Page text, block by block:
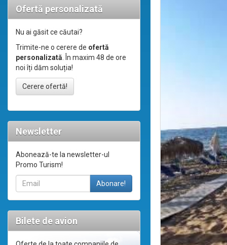
Ofertă personalizată
Nu ai găsit ce căutai?
Trimite-ne o cerere de ofertă
personalizată. În maxim 48 de ore
noi îți dăm soluția!
Cerere ofertă!
Newsletter
Abonează-te la newsletter-ul
Promo Turism!
Bilete de avion